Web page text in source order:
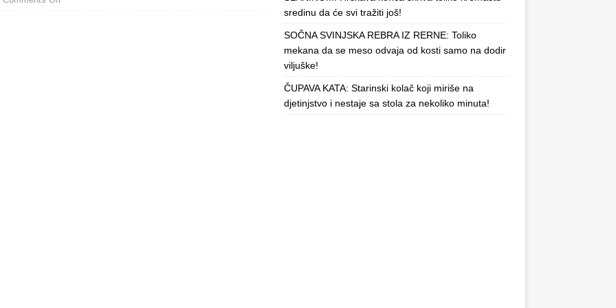
sredinu da će svi tražiti još!
SOČNA SVINJSKA REBRA IZ RERNE: Toliko
mekana da se meso odvaja od kosti samo na dodir
viljuške!
ČUPAVA KATA: Starinski kolač koji miriše na
djetinjstvo i nestaje sa stola za nekoliko minuta!